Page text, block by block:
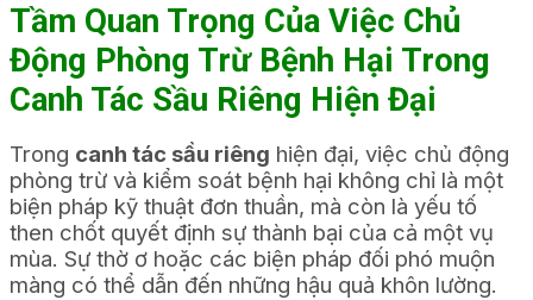
Tầm Quan Trọng Của Việc Chủ
Động Phòng Trừ Bệnh Hại Trong
Canh Tác Sầu Riêng Hiện Đại
Trong canh tác sầu riêng hiện đại, việc chủ động
phòng trừ và kiểm soát bệnh hại không chỉ là một
biện pháp kỹ thuật đơn thuần, mà còn là yếu tố
then chốt quyết định sự thành bại của cả một vụ
mùa. Sự thờ ơ hoặc các biện pháp đối phó muộn
màng có thể dẫn đến những hậu quả khôn lường.